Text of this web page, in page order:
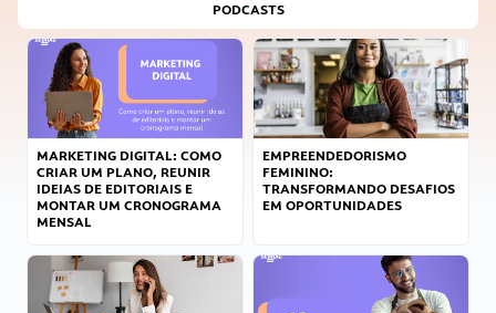
PODCASTS
MARKETING DIGITAL: COMO
CRIAR UM PLANO, REUNIR
IDEIAS DE EDITORIAIS E
MONTAR UM CRONOGRAMA
MENSAL
EMPREENDEDORISMO
FEMININO:
TRANSFORMANDO DESAFIOS
EM OPORTUNIDADES